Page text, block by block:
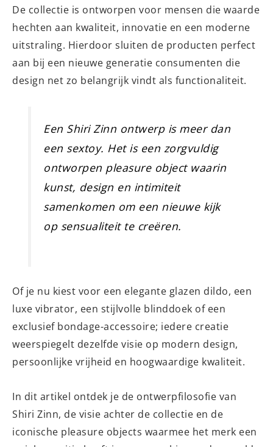
De collectie is ontworpen voor mensen die waarde
hechten aan kwaliteit, innovatie en een moderne
uitstraling. Hierdoor sluiten de producten perfect
aan bij een nieuwe generatie consumenten die
design net zo belangrijk vindt als functionaliteit.
Een Shiri Zinn ontwerp is meer dan
een sextoy. Het is een zorgvuldig
ontworpen pleasure object waarin
kunst, design en intimiteit
samenkomen om een nieuwe kijk
op sensualiteit te creëren.
Of je nu kiest voor een elegante glazen dildo, een
luxe vibrator, een stijlvolle blinddoek of een
exclusief bondage-accessoire; iedere creatie
weerspiegelt dezelfde visie op modern design,
persoonlijke vrijheid en hoogwaardige kwaliteit.
In dit artikel ontdek je de ontwerpfilosofie van
Shiri Zinn, de visie achter de collectie en de
iconische pleasure objects waarmee het merk een